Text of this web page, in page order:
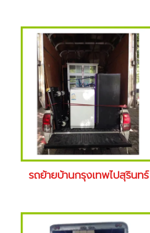
รถย้ายบ้านกรุงเทพไปสุรินทร์